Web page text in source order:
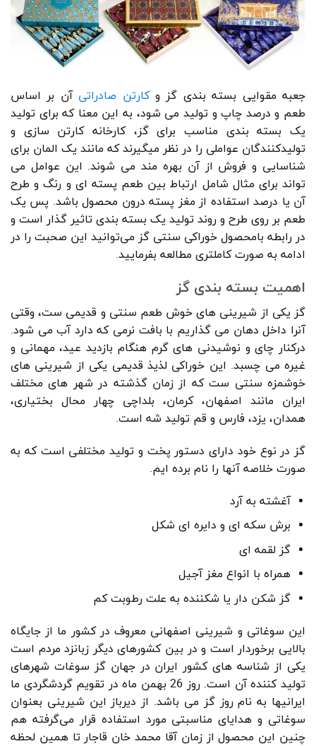
جعبه مقوایی بسته بندی گز وکارتن صادراتی آن بر اساس
طعم و درصد چاپ و تولید می شود، به این معنا که برای تولید
یک بسته بندی مناسب برای گز، کارخانه کارتن سازی و
تولیدکنندگان عواملی را در نظر میگیرند که مانند یک المان برای
شناسایی و فروش از آن بهره مند می شوند. این عوامل می
تواند برای مثال شامل ارتباط بین طعم پسته ای و رنگ و طرح
آن یا درصد استفاده از مغز پسته درون محصول باشد. پس یک
طعم بر روی طرح و روند تولید یک بسته بندی تاثیر گذار است و
در رابطه بامحصول خوراکی سنتی گز می‌توانید این صحبت را در
ادامه به صورت کاملتری مطالعه بفرمایید.
اهمیت بسته بندی گز
گز یکی از شیرینی های خوش طعم سنتی و قدیمی ست، وقتی
آنرا داخل دهان می گذاریم با بافت نرمی که دارد آب می شود.
درکنار چای و نوشیدنی های گرم هنگام بازدید عید، مهمانی و
غیره می چسبد. این خوراکی لذیذ قدیمی یکی از شیرینی های
خوشمزه سنتی ست که از زمان گذشته در شهر های مختلف
ایران مانند اصفهان، کرمان، بلداچی چهار محال بختیاری،
همدان، یزد، فارس و قم تولید شه است.
گز در نوع خود دارای دستور پخت و تولید مختلفی است که به
صورت خلاصه آنها را نام برده ایم.
آغشته به آرد
برش سکه ای و دایره ای شکل
گز لقمه ای
همراه با انواع مغز آجیل
گز شکن دار یا شکننده به علت رطوبت کم
این سوغاتی و شیرینی اصفهانی معروف در کشور ما از جایگاه
بالایی برخوردار است و در بین کشورهای دیگر زبانزد مردم است
یکی از شناسه های کشور ایران در جهان گز سوغات شهرهای
تولید کننده آن است. روز 26 بهمن ماه در تقویم گردشگردی ما
ایرانیها به نام روز گز می باشد. از دیرباز این شیرینی بعنوان
سوغاتی و هدایای مناسبتی مورد استفاده قرار می‌گرفته هم
چنین این محصول از زمان آقا محمد خان قاجار تا همین لحظه